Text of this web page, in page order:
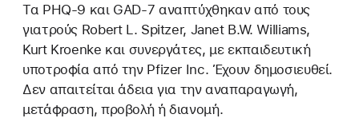
Τα PHQ-9 και GAD-7 αναπτύχθηκαν από τους
γιατρούς Robert L. Spitzer, Janet B.W. Williams,
Kurt Kroenke και συνεργάτες, με εκπαιδευτική
υποτροφία από την Pfizer Inc. Έχουν δημοσιευθεί.
Δεν απαιτείται άδεια για την αναπαραγωγή,
μετάφραση, προβολή ή διανομή.